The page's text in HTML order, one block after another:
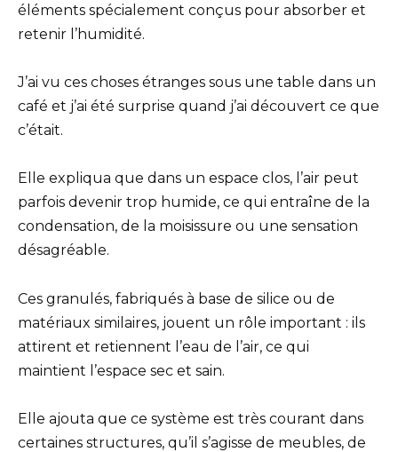
éléments spécialement conçus pour absorber et
retenir l’humidité.
J’ai vu ces choses étranges sous une table dans un
café et j’ai été surprise quand j’ai découvert ce que
c’était.
Elle expliqua que dans un espace clos, l’air peut
parfois devenir trop humide, ce qui entraîne de la
condensation, de la moisissure ou une sensation
désagréable.
Ces granulés, fabriqués à base de silice ou de
matériaux similaires, jouent un rôle important : ils
attirent et retiennent l’eau de l’air, ce qui
maintient l’espace sec et sain.
Elle ajouta que ce système est très courant dans
certaines structures, qu’il s’agisse de meubles, de